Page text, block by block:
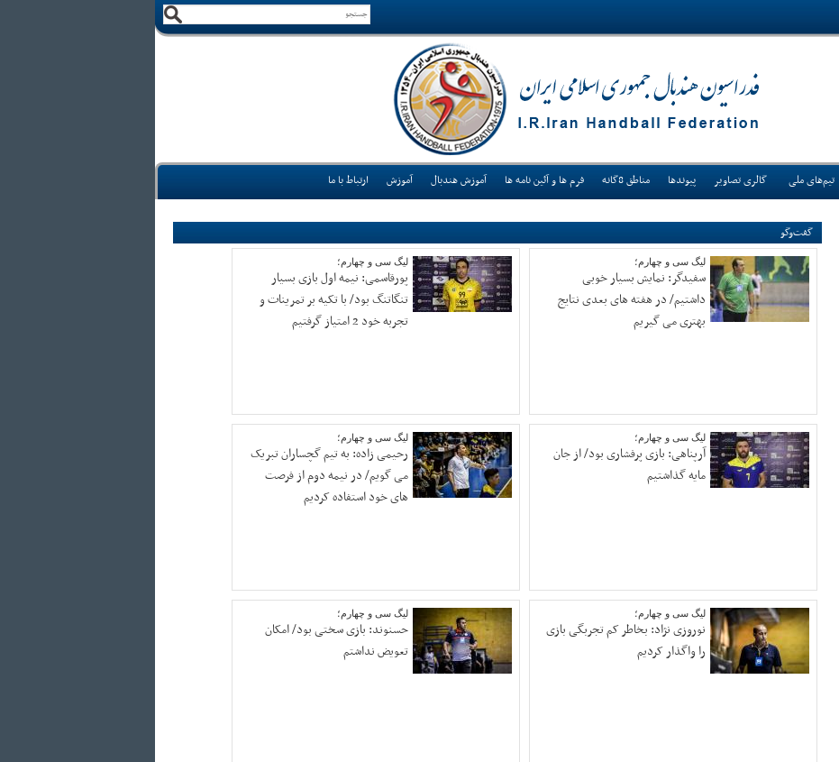
تیم‌های ملی گالری تصاویر پیوندها مناطق 8گانه فرم ها و آئین نامه ها آموزش هندبال آموزش ارتباط با ما
گفت‌وگو
لیگ سی و چهارم؛
سفیدگر: نمایش بسیار خوبی
داشتیم/ در هفته های بعدی نتایج
بهتری می گیریم
لیگ سی و چهارم؛
پورقاسمی: نیمه اول بازی بسیار
تنگاتنگ بود/ با تکیه بر تمرینات و
تجربه خود 2 امتیاز گرفتیم
لیگ سی و چهارم؛
آرپناهی: بازی پرفشاری بود/ از جان
مایه گذاشتیم
لیگ سی و چهارم؛
رحیمی زاده: به تیم گچساران تبریک
می گویم/ در نیمه دوم از فرصت
های خود استفاده کردیم
لیگ سی و چهارم؛
نوروزی نژاد: بخاطر کم تجربگی بازی
را واگذار کردیم
لیگ سی و چهارم؛
حسنوند: بازی سختی بود/ امکان
تعویض نداشتم